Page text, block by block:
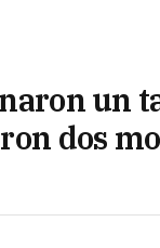
un
dos